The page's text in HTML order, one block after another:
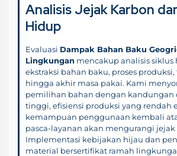
Analisis Jejak Karbon
Hidup
Evaluasi Dampak Bahan Baku
Lingkungan mencakup analisis siklus
ekstraksi bahan baku, proses produksi,
hingga akhir masa pakai. Kami
pemilihan bahan dengan kandungan
tinggi, efisiensi produksi yang rendah
kemampuan penggunaan kembali
pasca-layanan akan mengurangi jejak
Implementasi kebijakan hijau dan
material bersertifikat ramah